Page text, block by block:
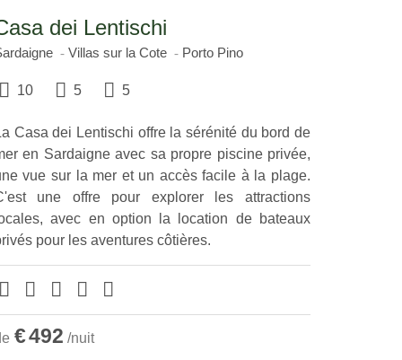
dei Lentischi
Villas sur la Cote Porto Pino
10 5 5
Casa dei Lentischi offre la sérénité du bord de
en Sardaigne avec sa propre piscine privée,
vue sur la mer et un accès facile à la plage.
une offre pour explorer les attractions
avec en option la location de bateaux
pour les aventures côtières.
€492 /nuit